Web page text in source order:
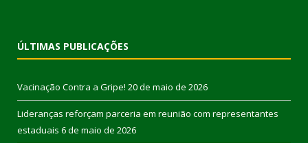
ÚLTIMAS PUBLICAÇÕES
Vacinação Contra a Gripe! 20 de maio de 2026
Lideranças reforçam parceria em reunião com representantes
estaduais 6 de maio de 2026